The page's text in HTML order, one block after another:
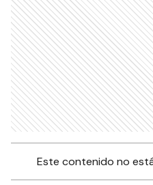
Este contenido no